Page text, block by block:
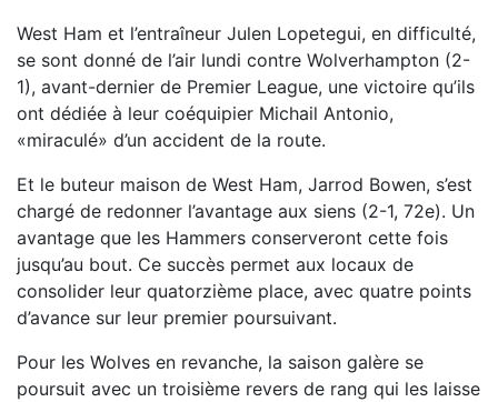
West Ham et l’entraîneur Julen Lopetegui, en difficulté,
se sont donné de l’air lundi contre Wolverhampton (2-
1), avant-dernier de Premier League, une victoire qu’ils
ont dédiée à leur coéquipier Michail Antonio,
«miraculé» d’un accident de la route.
Et le buteur maison de West Ham, Jarrod Bowen, s’est
chargé de redonner l’avantage aux siens (2-1, 72e). Un
avantage que les Hammers conserveront cette fois
jusqu’au bout. Ce succès permet aux locaux de
consolider leur quatorzième place, avec quatre points
d’avance sur leur premier poursuivant.
Pour les Wolves en revanche, la saison galère se
poursuit avec un troisième revers de rang qui les laisse